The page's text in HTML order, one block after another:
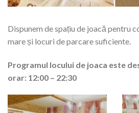
Dispunem de spațiu de joacă pentru
mare și locuri de parcare suficiente.
Programul locului de joaca este
orar: 12:00 – 22:30